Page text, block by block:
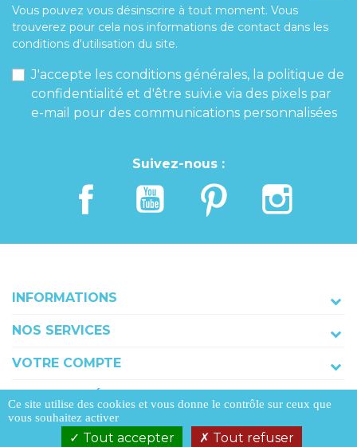
Vous pouvez vous désinscrire à tout moment. Vous
trouverez pour cela nos informations de contact dans les
conditions d'utilisation du site.
J'accepte les conditions générales, la politique de
confidentialité et d'être suivi.e via des pixels par
e-mail pour des communications personnalisées
Suivez-nous :
INFORMATIONS
NOS SERVICES
VOTRE COMPTE
Ce site utilise des cookies et vous donne le contrôle sur ceux que
vous souhaitez activer
Tout accepter Tout refuser